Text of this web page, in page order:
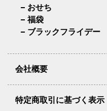
おせち
福袋
ブラックフライデー
会社概要
特定商取引に基づく表示